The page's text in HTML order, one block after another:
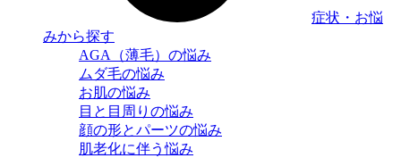
症状・お悩
みから探す
AGA（薄毛）の悩み
ムダ毛の悩み
お肌の悩み
目と目周りの悩み
顔の形とパーツの悩み
肌老化に伴う悩み